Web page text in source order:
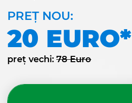
PREȚ NOU:
20 EURO*
preț vechi: 78 Euro